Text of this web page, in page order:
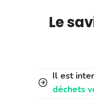
Le
Il est
déchets